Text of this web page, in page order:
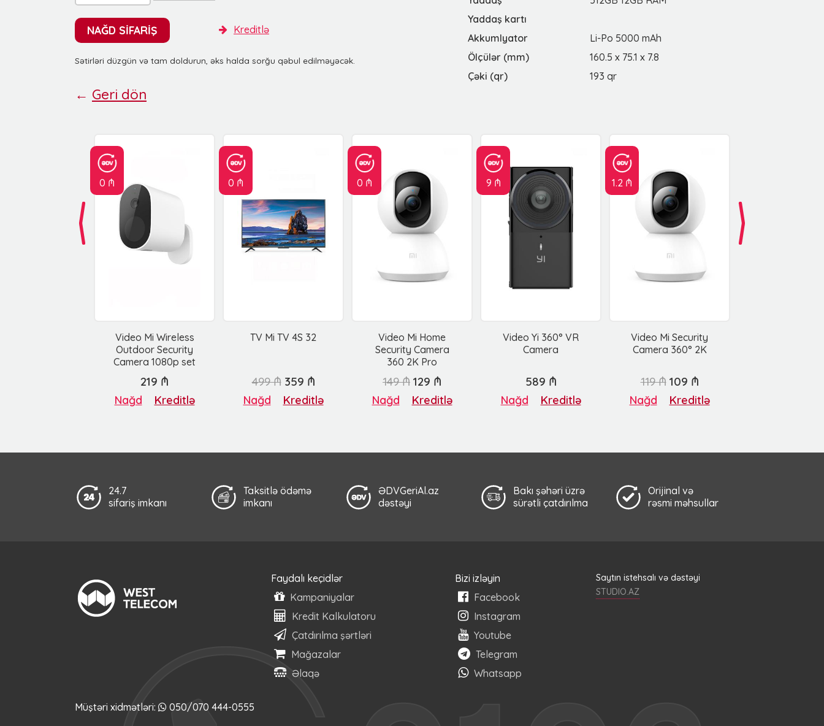
NAĞD SİFARİŞ Kreditlə
Sətirləri düzgün və tam doldurun, əks halda sorğu qəbul edilməyəcək.
Yaddaş kartı
Akkumlyator
Li-Po 5000 mAh
Ölçülər (mm)
160.5 x 75.1 x 7.8
Çəki (qr)
193 qr
← Geri dön
0 ₼
Video Mi Wireless
Outdoor Security
Camera 1080p set
0 ₼
TV Mi TV 4S 32
0 ₼
Video Mi Home
Security Camera
360 2K Pro
9 ₼
Video Yi 360° VR
Camera
1.2 ₼
Video Mi Security
Camera 360° 2K
219 ₼
Nağd Kreditlə
499 ₼ 359 ₼
Nağd Kreditlə
149 ₼ 129 ₼
Nağd Kreditlə
589 ₼
Nağd Kreditlə
119 ₼ 109 ₼
Nağd Kreditlə
24.7
sifariş imkanı
Taksitlə ödəmə
imkanı
ƏDVGeriAl.az
dəstəyi
Bakı şəhəri üzrə
sürətli çatdırılma
Orijinal və
rəsmi məhsullar
Faydalı keçidlər
Kampaniyalar
Kredit Kalkulatoru
Çatdırılma şərtləri
Mağazalar
Əlaqə
Bizi izləyin
Facebook
Instagram
Youtube
Telegram
Whatsapp
Saytın istehsalı və dəstəyi
STUDIO.AZ
Müştəri xidmətləri: 050/070 444-0555